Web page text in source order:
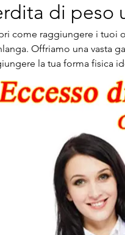
di peso
come raggiungere i tuoi
Offriamo una vasta
la tua forma fisica